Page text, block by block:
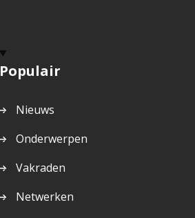
Populair
Nieuws
Onderwerpen
Vakraden
Netwerken